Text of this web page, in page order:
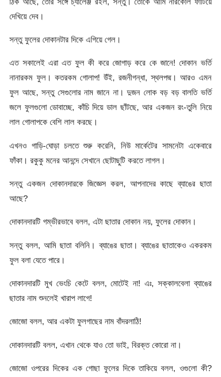
দেখিয়ে দেব।
সন্তু ফুলের দোকানটার দিকে এগিয়ে গেল।
এত সকালেই এরা এত ফুল কী করে জোগাড় করে কে জানে! দোকান ভর্তি
নানারকম ফুল। কতরকম গোলাপ! উঁই, রজনীগন্ধা, স্থলপদ্ম। আরও এমন
ফুল আছে, সন্তু সেগুলোর নাম জানে না। দুজন লোক বড় বড় বালতি ভর্তি
জলে ফুলগুলো ডোবাচ্ছে, কাঁচি দিয়ে ডাল ছাঁটছে, আর একজন রং-তুলি নিয়ে
লাল গোলাপকে বেশি লাল করছে।
এখনও গাড়ি-ঘোড়া চলতে শুরু করেনি, নিউ মার্কেটের সামনেটা একেবারে
ফাঁকা। রকুকু মনের আনন্দে সেখানে ছোটাছুটি করতে লাগল।
সন্তু একজন দোকানদারকে জিজ্ঞেস করল, আপনাদের কাছে ব্যাঙের ছাতা
আছে?
দোকানদারটি গম্ভীরভাবে বলল, এটা ছাতার দোকান নয়, ফুলের দোকান।
সন্তু বলল, আমি ছাতা বলিনি। ব্যাঙের ছাতা। ব্যাঙের ছাতাকেও একরকম
ফুল বলা যেতে পারে।
দোকানদারটি মুখ ভেংচি কেটে বলল, মোটেই না! এঃ, সক্কালবেলা ব্যাঙের
ছাতার নাম শুনলেই খারাপ লাগে!
জোজো বলল, আর একটা ফুলগাছের নাম বাঁদরলাঠি!
দোকানদারটি বলল, এখান থেকে যাও তো ভাই, বিরক্ত কোরো না।
জোজো ওপরের দিকের এক গোছা ফুলের দিকে তাকিয়ে বলল, ওগুলো কী?